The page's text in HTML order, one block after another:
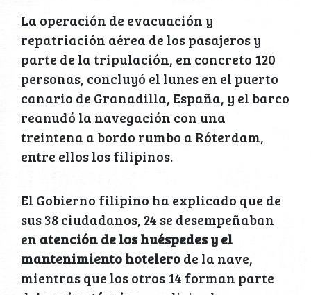
La operación de evacuación y
repatriación aérea de los pasajeros y
parte de la tripulación, en concreto 120
personas, concluyó el lunes en el puerto
canario de Granadilla, España, y el barco
reanudó la navegación con una
treintena a bordo rumbo a Róterdam,
entre ellos los filipinos.
El Gobierno filipino ha explicado que de
sus 38 ciudadanos, 24 se desempeñaban
en atención de los huéspedes y el
mantenimiento hotelerode la nave,
mientras que los otros 14 forman parte